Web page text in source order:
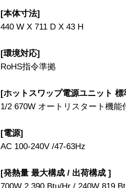
[本体寸法]
440 W X 711 D X 43 H
[環境対応]
RoHS指令準拠
[ホットスワップ電源ユニット
1/2 670W オートリスタート機能
[電源]
AC 100-240V /47-63Hz
[発熱量 最大構成 / 出荷構成 ]